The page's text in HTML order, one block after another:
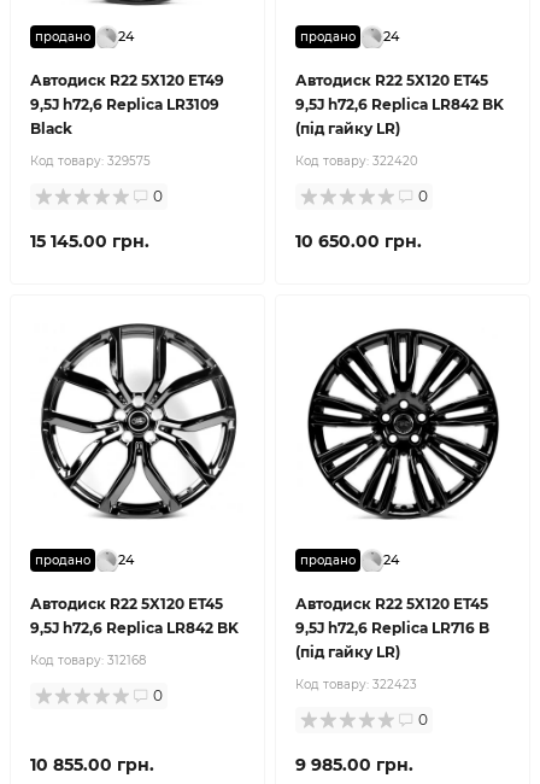
продано 24
Автодиск R22 5X120 ET49
9,5J h72,6 Replica LR3109
Black
Код товару: 329575
0
15 145.00 грн.
продано 24
Автодиск R22 5X120 ET45
9,5J h72,6 Replica LR842 BK
(під гайку LR)
Код товару: 322420
0
10 650.00 грн.
продано 24
Автодиск R22 5X120 ET45
9,5J h72,6 Replica LR842 BK
Код товару: 312168
0
10 855.00 грн.
продано 24
Автодиск R22 5X120 ET45
9,5J h72,6 Replica LR716 B
(під гайку LR)
Код товару: 322423
0
9 985.00 грн.